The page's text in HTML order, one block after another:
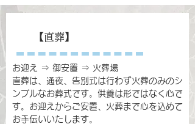
【直葬】
お迎え ⇒ 御安置 ⇒ 火葬場
直葬は、通夜、告別式は行わず火葬のみのシ
ンプルなお葬式です。供養は形ではなく心で
す。お迎えからご安置、火葬まで心を込めて
お手伝いいたします。